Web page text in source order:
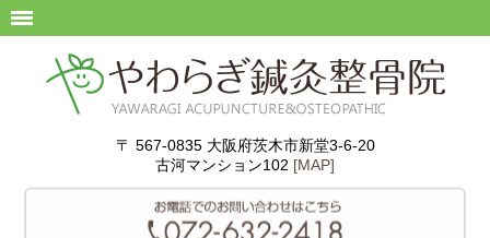
〒 567-0835 大阪府茨木市新堂3-6-20
古河マンション102 [MAP]